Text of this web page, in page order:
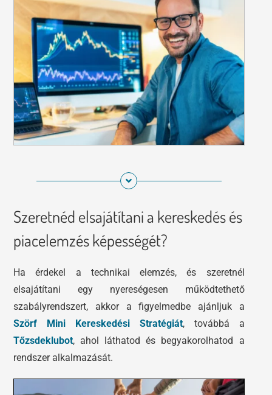
Szeretnéd elsajátítani a kereskedés és
piacelemzés képességét?
Ha érdekel a technikai elemzés, és szeretnél
elsajátítani egy nyereségesen működtethető
szabályrendszert, akkor a figyelmedbe ajánljuk a
Szörf Mini Kereskedési Stratégiát, továbbá a
Tőzsdeklubot, ahol láthatod és begyakorolhatod a
rendszer alkalmazását.